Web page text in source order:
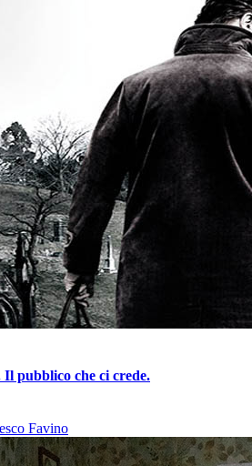
pubblico che ci crede.
Favino